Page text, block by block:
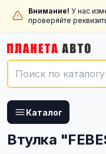
Внимание! У нас
проверяйте
Каталог
Втулка